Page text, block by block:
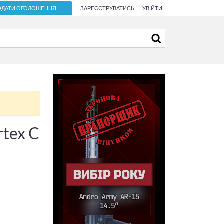
ОГОЛОШЕННЯ ЗАРЕЄСТРУВАТИСЬ УВІЙТИ
C